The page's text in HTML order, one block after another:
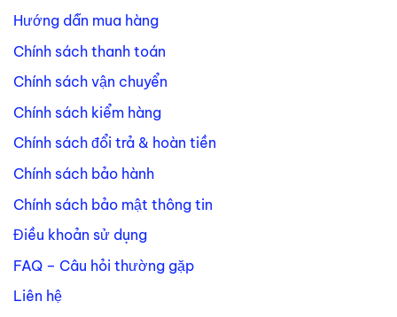
Hướng dẫn mua hàng
Chính sách thanh toán
Chính sách vận chuyển
Chính sách kiểm hàng
Chính sách đổi trả & hoàn tiền
Chính sách bảo hành
Chính sách bảo mật thông tin
Điều khoản sử dụng
FAQ – Câu hỏi thường gặp
Liên hệ